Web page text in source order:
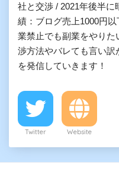
社と交渉 / 2021年後半に
績：ブログ売上1000円以
業禁止でも副業をやり
渉方法やバレても言い
を発信していきます！
Twitter Website